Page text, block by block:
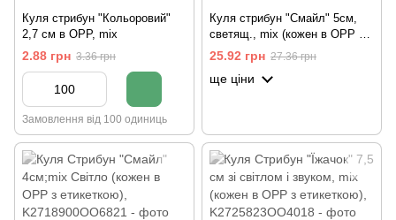
Куля стрибун "Кольоровий"
2,7 см в OPP, mix
2.88 грн 3.36 грн
Замовлення від 100 одиниць
Куля стрибун "Смайл" 5см,
светящ., mix (кожен в OPP з
етикеткою)
25.92 грн 27.36 грн
ще ціни